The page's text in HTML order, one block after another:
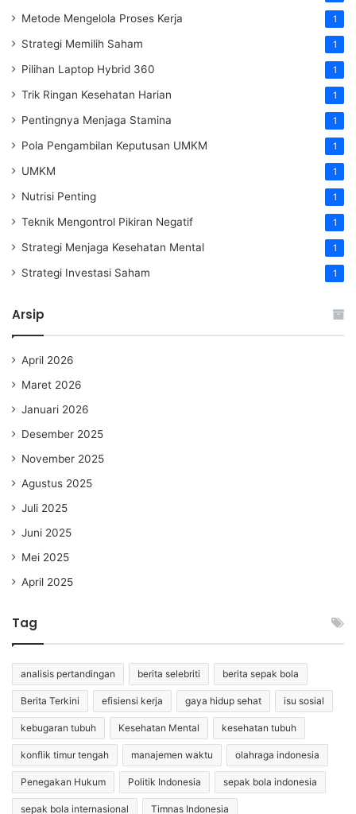
Metode Mengelola Proses Kerja 1
Strategi Memilih Saham 1
Pilihan Laptop Hybrid 360 1
Trik Ringan Kesehatan Harian 1
Pentingnya Menjaga Stamina 1
Pola Pengambilan Keputusan UMKM 1
UMKM 1
Nutrisi Penting 1
Teknik Mengontrol Pikiran Negatif 1
Strategi Menjaga Kesehatan Mental 1
Strategi Investasi Saham 1
Arsip
April 2026
Maret 2026
Januari 2026
Desember 2025
November 2025
Agustus 2025
Juli 2025
Juni 2025
Mei 2025
April 2025
Tag
analisis pertandingan berita selebriti berita sepak bola
Berita Terkini efisiensi kerja gaya hidup sehat isu sosial
kebugaran tubuh Kesehatan Mental kesehatan tubuh
konflik timur tengah manajemen waktu olahraga indonesia
Penegakan Hukum Politik Indonesia sepak bola indonesia
sepak bola internasional Timnas Indonesia